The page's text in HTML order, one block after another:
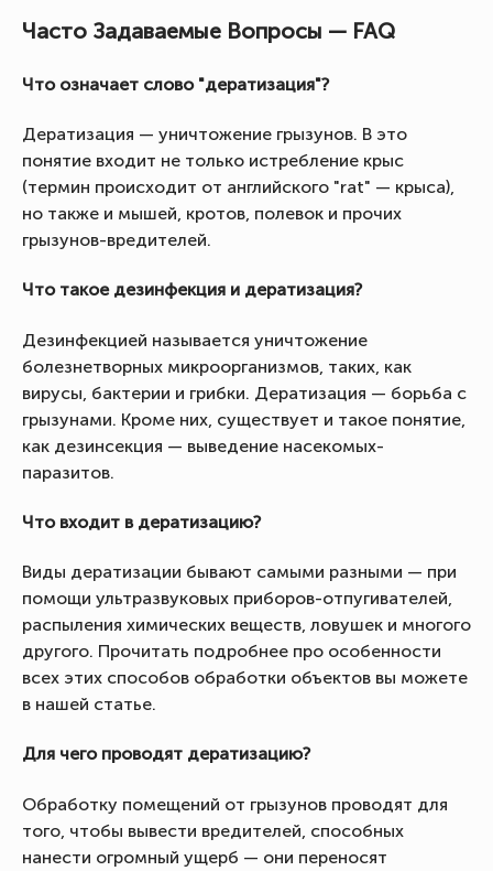
Часто Задаваемые Вопросы — FAQ
Что означает слово "дератизация"?
Дератизация — уничтожение грызунов. В это
понятие входит не только истребление крыс
(термин происходит от английского "rat" — крыса),
но также и мышей, кротов, полевок и прочих
грызунов-вредителей.
Что такое дезинфекция и дератизация?
Дезинфекцией называется уничтожение
болезнетворных микроорганизмов, таких, как
вирусы, бактерии и грибки. Дератизация — борьба с
грызунами. Кроме них, существует и такое понятие,
как дезинсекция — выведение насекомых-
паразитов.
Что входит в дератизацию?
Виды дератизации бывают самыми разными — при
помощи ультразвуковых приборов-отпугивателей,
распыления химических веществ, ловушек и многого
другого. Прочитать подробнее про особенности
всех этих способов обработки объектов вы можете
в нашей статье.
Для чего проводят дератизацию?
Обработку помещений от грызунов проводят для
того, чтобы вывести вредителей, способных
нанести огромный ущерб — они переносят